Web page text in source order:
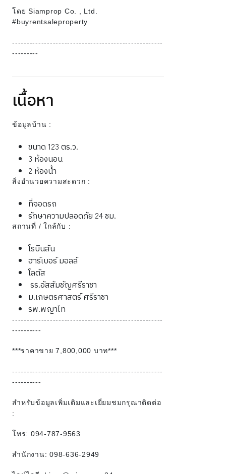
โดย Siamprop Co. , Ltd.
#buyrentsaleproperty
----------------------------------------------------
---------
เนื้อหา
ข้อมูลบ้าน :
ขนาด 123 ตร.ว.
3 ห้องนอน
2 ห้องน้ำ
สิ่งอำนวยความสะดวก :
ที่จอดรถ
รักษาความปลอดภัย 24 ชม.
สถานที่ / ใกล้กับ :
โรบินสัน
ฮาร์เบอร์ มอลล์
โลตัส
รร.อัสสัมชัญศรีราชา
ม.เกษตรศาสตร์ ศรีราชา
รพ.พญาไท
----------------------------------------------------
----------
***ราคาขาย 7,800,000 บาท***
----------------------------------------------------
----------
สำหรับข้อมูลเพิ่มเติมและเยี่ยมชมกรุณาติดต่อ
:
โทร: 094-787-9563
สำนักงาน: 098-636-2949